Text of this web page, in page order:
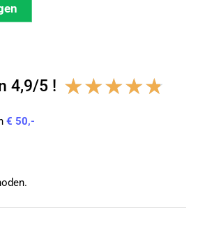
4,9/5 ! ★★★★★
€ 50,-